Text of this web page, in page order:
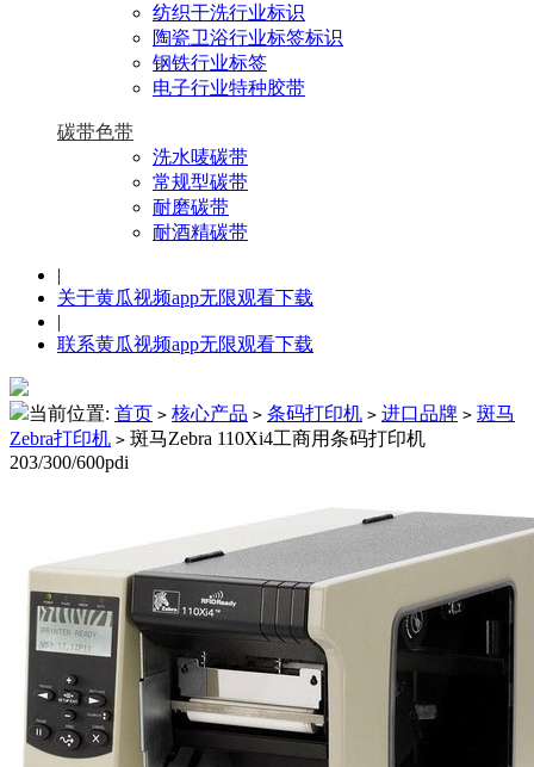
纺织干洗行业标识
陶瓷卫浴行业标签标识
钢铁行业标签
电子行业特种胶带
碳带色带
洗水唛碳带
常规型碳带
耐磨碳带
耐酒精碳带
|
关于黄瓜视频app无限观看下载
|
联系黄瓜视频app无限观看下载
当前位置: 首页 > 核心产品 > 条码打印机 > 进口品牌 > 斑马
Zebra打印机 > 斑马Zebra 110Xi4工商用条码打印机
203/300/600pdi